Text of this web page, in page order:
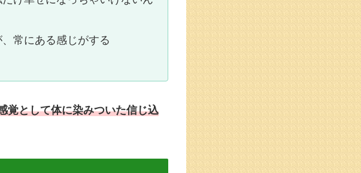
常にある感じがする
覚として体に染みついた信じ込